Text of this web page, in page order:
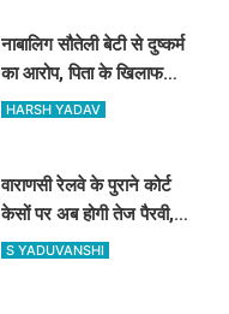
नाबालिग सौतेली बेटी से दुष्कर्म
का आरोप, पिता के खिलाफ
पॉक्सो समेत कई धाराओं में केस
HARSH YADAV
वाराणसी रेलवे के पुराने कोर्ट
केसों पर अब होगी तेज पैरवी,
अपर महाप्रबंधक ने अधिकारियों
S YADUVANSHI